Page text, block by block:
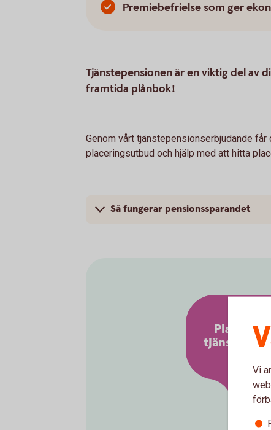
Premiebefrielse som ger
Tjänstepensionen är en viktig del av
framtida plånbok!
Genom vårt tjänstepensionserbjudande
placeringsutbud och hjälp med att hitta
Så fungerar pensionssparandet
Placera
Vi